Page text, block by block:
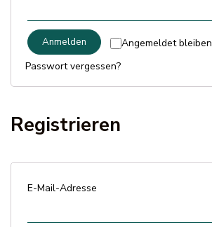
Versandarten & Zahlungsarten
FAQ
Angemeldet bleiben
Anmelden
Passwort vergessen?
Registrieren
E-Mail-Adresse